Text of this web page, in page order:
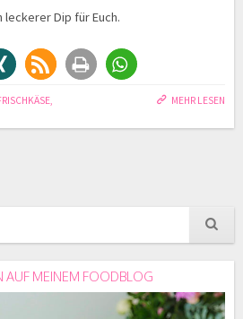
Dip für Euch.
MEHR LESEN
,
AUF MEINEM FOODBLOG